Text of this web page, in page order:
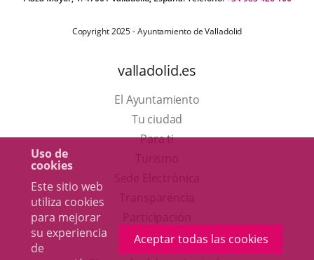
Uso de
cookies
Este sitio web
utiliza cookies
para mejorar
su experiencia
de
Aceptar todas las cookies
Copyright 2025 - Ayuntamiento de Valladolid
valladolid.es
El Ayuntamiento
Tu ciudad
Para ti
en
una
aplicación
externa.